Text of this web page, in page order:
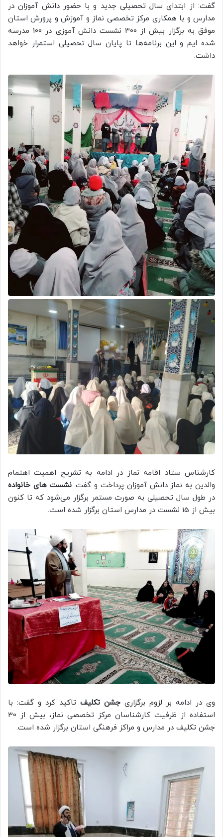
گفت: از ابتدای سال تحصیلی جدید و با حضور دانش آموزان در
مدارس و با همکاری مرکز تخصصی نماز و آموزش و پرورش استان
موفق به برگزار بیش از 300 نشست دانش آموزی در 100 مدرسه
شده ایم و این برنامه‌ها تا پایان سال تحصیلی استمرار خواهد
داشت.
کارشناس ستاد اقامه نماز در ادامه به تشریح اهمیت اهتمام
والدین به نماز دانش آموزان پرداخت و گفت:نشست های خانواده
در طول سال تحصیلی به صورت مستمر برگزار می‌شود که تا کنون
بیش از 15 نشست در مدارس استان برگزار شده است.
وی در ادامه بر لزوم برگزاری جشن تکلیف تاکید کرد و گفت: با
استفاده از ظرفیت کارشناسان مرکز تخصصی نماز، بیش از 30
جشن تکلیف در مدارس و مراکز فرهنگی استان برگزار شده است.